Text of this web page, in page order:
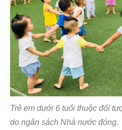
Trẻ em dưới 6 tuổi thuộc đối
do ngân sách Nhà nước đóng.